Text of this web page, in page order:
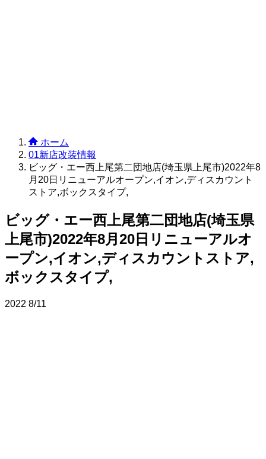
ホーム
01新店改装情報
ビッグ・エー西上尾第二団地店(埼玉県上尾市)2022年8
月20日リニューアルオープン,イオン,ディスカウント
ストア,ボックスタイプ,
ビッグ・エー西上尾第二団地店(埼玉県
上尾市)2022年8月20日リニューアルオ
ープン,イオン,ディスカウントストア,
ボックスタイプ,
2022 8/11